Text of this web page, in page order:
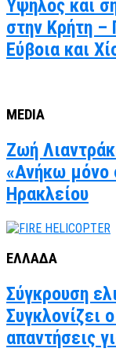
Υψηλός και
στην Κρήτη –
Εύβοια και
MEDIA
Ζωή
«Ανήκω μόνο
Ηρακλείου
ΕΛΛΑΔΑ
Σύγκρουση
Συγκλονίζει
απαντήσεις